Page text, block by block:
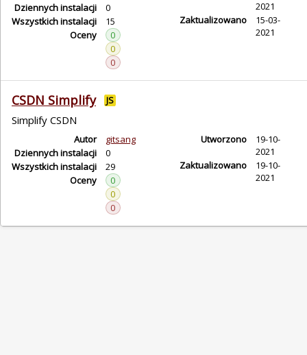
Dziennych instalacji
0
Wszystkich instalacji
15
Oceny
0
0
0
2021
Zaktualizowano
15-03-
2021
CSDN Simplify JS
Simplify CSDN
Autor
gitsang
Dziennych instalacji
0
Wszystkich instalacji
29
Oceny
0
0
0
Utworzono
19-10-
2021
Zaktualizowano
19-10-
2021